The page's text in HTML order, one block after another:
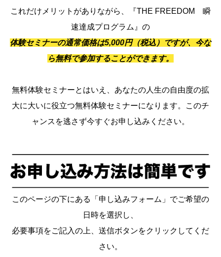
これだけメリットがありながら、『THE FREEDOM 瞬
速達成プログラム』の
体験セミナーの通常価格は5,000円（税込）ですが、今な
ら無料で参加することができます。
無料体験セミナーとはいえ、あなたの人生の自由度の拡
大に大いに役立つ無料体験セミナーになります。このチ
ャンスを逃さず今すぐお申し込みください。
このページの下にある「申し込みフォーム」でご希望の
日時を選択し、
必要事項をご記入の上、送信ボタンをクリックしてくだ
さい。